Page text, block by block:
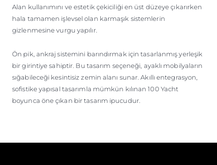
Alan kullanımını ve estetik çekiciliği en üst düzeye çıkarırken
hala tamamen işlevsel olan karmaşık sistemlerin
gizlenmesine vurgu yapılır.
Ön pik, ankraj sistemini barındırmak için tasarlanmış yerleşik
bir girintiye sahiptir. Bu tasarım seçeneği, ayaklı mobilyaların
sığabileceği kesintisiz zemin alanı sunar. Akıllı entegrasyon,
sofistike yapısal tasarımla mümkün kılınan 100 Yacht
boyunca öne çıkan bir tasarım ipucudur.